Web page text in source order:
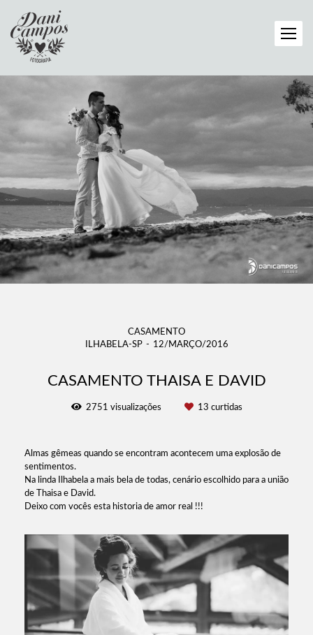
CASAMENTO
ILHABELA-SP
12/MARÇO/2016
CASAMENTO THAISA E DAVID
2751 visualizações 13 curtidas
Almas gêmeas quando se encontram acontecem uma explosão de
sentimentos.
Na linda Ilhabela a mais bela de todas, cenário escolhido para a união
de Thaisa e David.
Deixo com vocês esta historia de amor real !!!